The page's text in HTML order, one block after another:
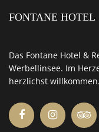
FONTANE HOTEL
Das Fontane Hotel &
Werbellinsee. Im
herzlichst willkommen.